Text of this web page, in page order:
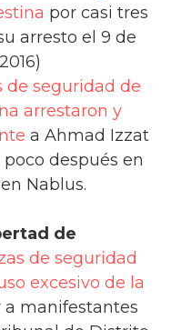
por casi tres
arresto el 9 de
de seguridad de
arrestaron y
a Ahmad Izzat
después en
Nablus.
de
de seguridad
excesivo de la
manifestantes